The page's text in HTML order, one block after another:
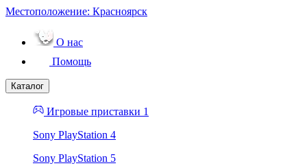
Местоположение: Красноярск
О нас
Помощь
Каталог
Игровые приставки 1
Sony PlayStation 4
Sony PlayStation 5